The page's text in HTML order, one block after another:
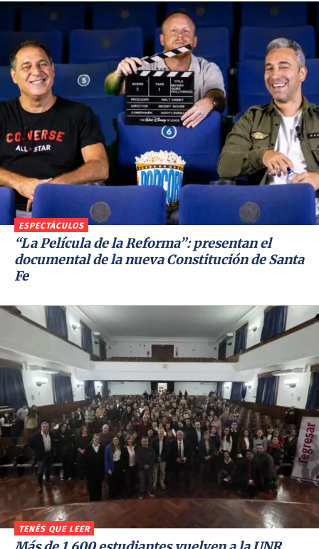
ESPECTÁCULOS
“La Película de la Reforma”: presentan el
documental de la nueva Constitución de Santa
Fe
TENÉS QUE LEER